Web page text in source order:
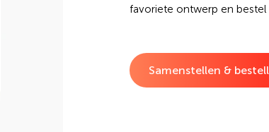
favoriete ontwerp en
Samenstellen &